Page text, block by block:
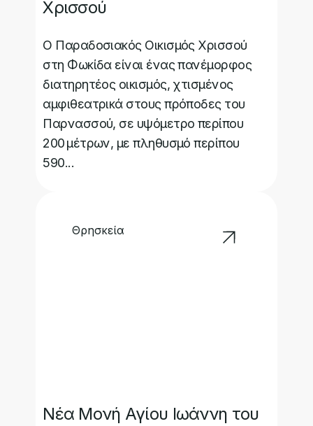
Χρισσού
Ο Παραδοσιακός Οικισμός Χρισσού
στη Φωκίδα είναι ένας πανέμορφος
διατηρητέος οικισμός, χτισμένος
αμφιθεατρικά στους πρόποδες του
Παρνασσού, σε υψόμετρο περίπου
200 μέτρων, με πληθυσμό περίπου
590...
Θρησκεία
Νέα Μονή Αγίου Ιωάννη του